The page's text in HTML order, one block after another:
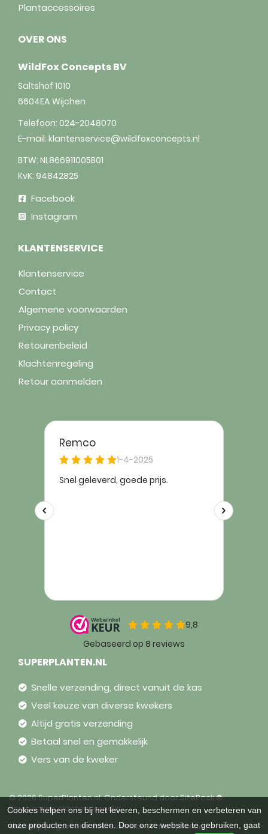
Plantaccessoires
OVER ONS
WildFox Concepts BV
Saltshof 1010
6604EA Wijchen
Telefoon: 024-2048070
E-mail: klantenservice@wildfoxconcepts.nl
BTW: NL866911005B01
KvK: 94842825
Facebook
Instagram
KLANTENSERVICE
Klantenservice
Contact
Algemene voorwaarden
Privacy policy
Retourenbeleid
Klachtenregeling
Retour aanmelden
SUPERPLANTEN.NL
Snelle verzending, direct vanuit de kas
Veel keuze van diverse kwekers
Altijd gratis verzending
Betaal snel en gemakkelijk
Vers van de kweker
© 2026 SuperPlanten.nl. Ondersteund doorSitePack ®
Jouw online plantenparadijs
Sitemap Algemene voorwaarden Privacybeleid
Cookies helpen ons bij het leveren, beschermen en verbeteren van
onze producten en diensten. Door onze website te gebruiken, gaat